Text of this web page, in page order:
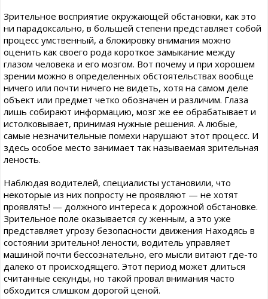
Зрительное восприятие окружающей обстановки, как это
ни парадоксально, в большей степени представляет собой
процесс умственный, а блокировку внимания можно
оценить как своего рода короткое замыкание между
глазом человека и его мозгом. Вот почему и при хорошем
зрении можно в определенных обстоятельствах вообще
ничего или почти ничего не видеть, хотя на самом деле
объект или предмет четко обозначен и различим. Глаза
лишь собирают информацию, мозг же ее обрабатывает и
истолковывает, принимая нужные решения. А любые,
самые незначительные помехи нарушают этот процесс. И
здесь особое место занимает так называемая зрительная
леность.
Наблюдая водителей, специалисты установили, что
некоторые из них попросту не проявляют — не хотят
проявлять! — должного интереса к дорожной обстановке.
Зрительное поле оказывается су женным, а это уже
представляет угрозу безопасности движения Находясь в
состоянии зрительно! лености, водитель управляет
машиной почти бессознательно, его мысли витают где-то
далеко от происходящего. Этот период может длиться
считанные секунды, но такой провал внимания часто
обходится слишком дорогой ценой.